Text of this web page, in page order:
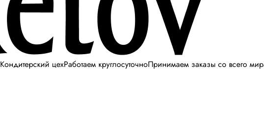
Кондитерский цехРаботаем круглосуточноПринимаем заказы со всего